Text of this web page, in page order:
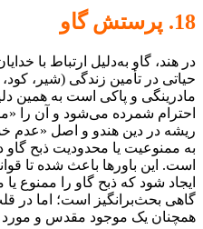
18. پرستش گاو
در هند، گاو به‌دلیل ارتباط با
حیاتی در تأمین زندگی (شیر، کود،
مادرینگی و پاکی است به همین
احترام شمرده می‌شود و آن را
ریشه در دین هندو و اصل «عدم
به ممنوعیت یا محدودیت ذبح
است. این باورها باعث شده تا
ایجاد شود که ذبح گاو را ممنوع
گاهی بحث‌برانگیز است؛ اما در
همچنان یک موجود مقدس و